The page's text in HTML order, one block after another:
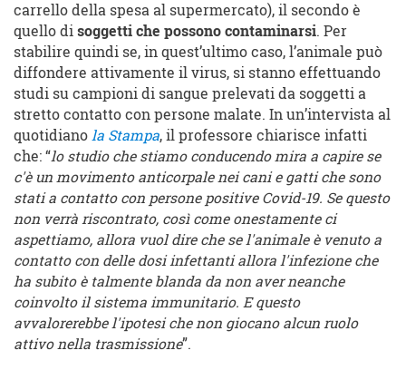
carrello della spesa al supermercato), il secondo è
quello di soggetti che possono contaminarsi. Per
stabilire quindi se, in quest’ultimo caso, l’animale può
diffondere attivamente il virus, si stanno effettuando
studi su campioni di sangue prelevati da soggetti a
stretto contatto con persone malate. In un’intervista al
quotidiano la Stampa, il professore chiarisce infatti
che: “lo studio che stiamo conducendo mira a capire se
c'è un movimento anticorpale nei cani e gatti che sono
stati a contatto con persone positive Covid-19. Se questo
non verrà riscontrato, così come onestamente ci
aspettiamo, allora vuol dire che se l'animale è venuto a
contatto con delle dosi infettanti allora l'infezione che
ha subito è talmente blanda da non aver neanche
coinvolto il sistema immunitario. E questo
avvalorerebbe l'ipotesi che non giocano alcun ruolo
attivo nella trasmissione”.